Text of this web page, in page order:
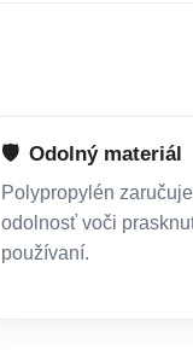
🛡️ Odolný materiál
Polypropylén
odolnosť voči
používaní.